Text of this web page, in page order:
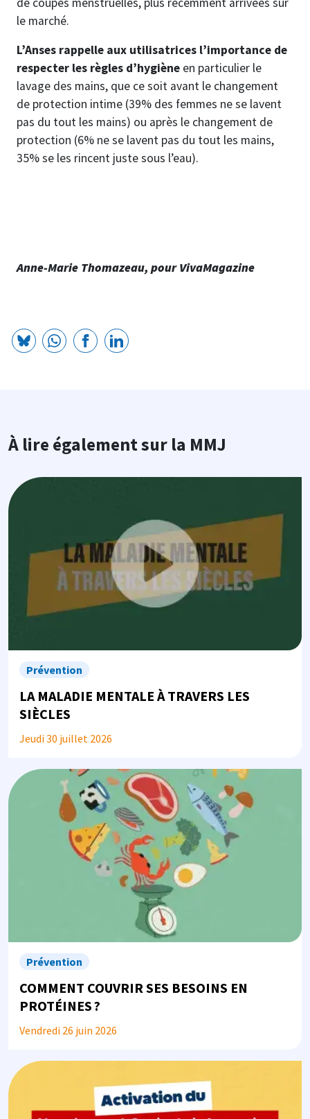
le marché.
L’Anses rappelle aux utilisatrices l’importance de
respecter les règles d’hygiène en particulier le
lavage des mains, que ce soit avant le changement
de protection intime (39% des femmes ne se lavent
pas du tout les mains) ou après le changement de
protection (6% ne se lavent pas du tout les mains,
35% se les rincent juste sous l’eau).
Anne-Marie Thomazeau, pour VivaMagazine
À lire également sur la MMJ
Image
Prévention
LA MALADIE MENTALE À TRAVERS LES
SIÈCLES
Jeudi 30 juillet 2026
Image
Prévention
COMMENT COUVRIR SES BESOINS EN
PROTÉINES ?
Vendredi 26 juin 2026
Image